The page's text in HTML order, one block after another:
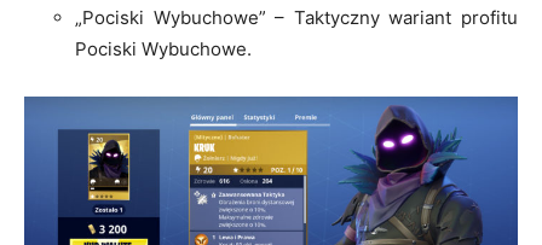
„Pociski Wybuchowe” – Taktyczny wariant profitu
Pociski Wybuchowe.